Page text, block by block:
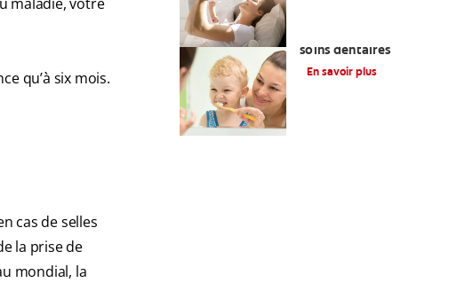
qu’à six mois.
cas de selles
la prise de
mondial, la
soins dentaires
En savoir plus